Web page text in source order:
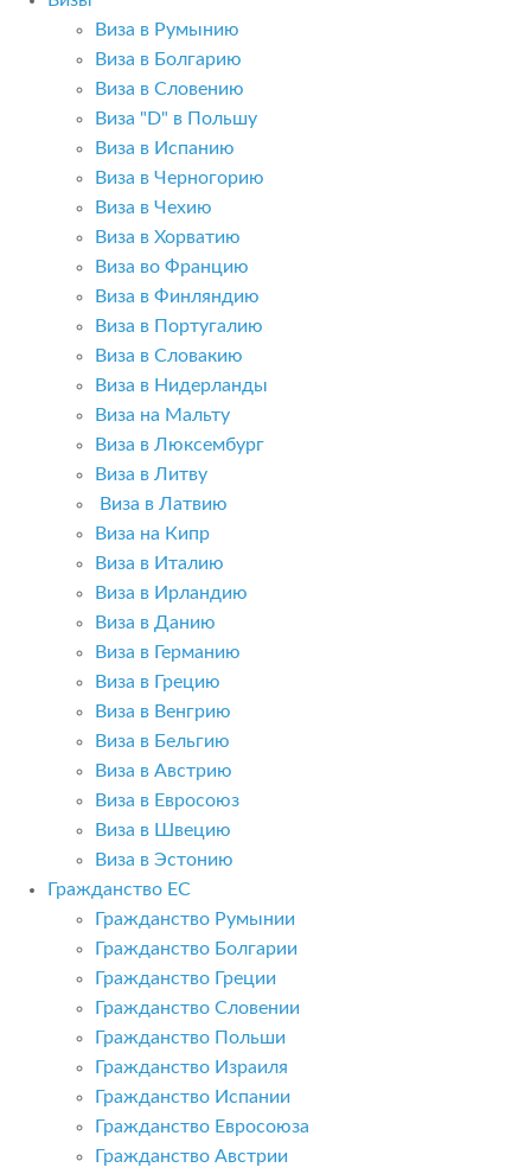
Виза в Румынию
Виза в Болгарию
Виза в Словению
Виза "D" в Польшу
Виза в Испанию
Виза в Черногорию
Виза в Чехию
Виза в Хорватию
Виза во Францию
Виза в Финляндию
Виза в Португалию
Виза в Словакию
Виза в Нидерланды
Виза на Мальту
Виза в Люксембург
Виза в Литву
Виза в Латвию
Виза на Кипр
Виза в Италию
Виза в Ирландию
Виза в Данию
Виза в Германию
Виза в Грецию
Виза в Венгрию
Виза в Бельгию
Виза в Австрию
Виза в Евросоюз
Виза в Швецию
Виза в Эстонию
Гражданство ЕС
Гражданство Румынии
Гражданство Болгарии
Гражданство Греции
Гражданство Словении
Гражданство Польши
Гражданство Израиля
Гражданство Испании
Гражданство Евросоюза
Гражданство Австрии